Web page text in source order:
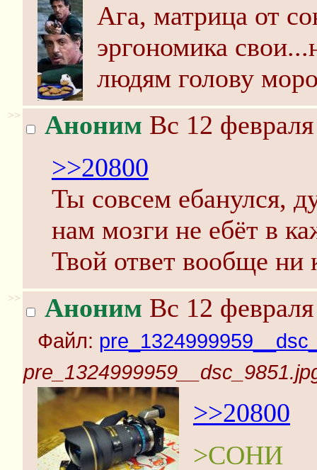
Ага, матрица от
эргономика
людям голову
>> Аноним Вс 12
>>20800
Ты совсем ебанулся,
нам мозги не ебёт в
Твой ответ вообще ни
>> Аноним Вс 12
Файл:
>>20800
>СОНИ